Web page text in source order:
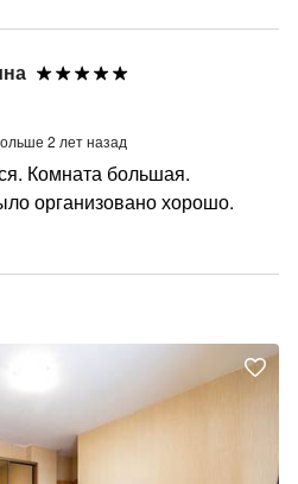
2 лет назад
Комната большая.
организовано хорошо.